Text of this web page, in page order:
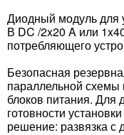
Диодный модуль для
В DC /2x20 A или
потребляющего
Безопасная
параллельной схемы
блоков питания.
готовности
решение: развязка с